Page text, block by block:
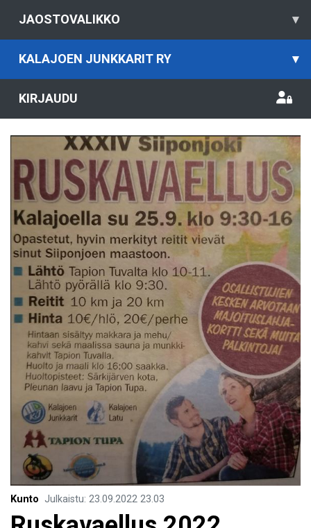
JAOSTOVALIKKO ▾
KALAJOEN JUNKKARIT RY ▾
KIRJAUDU
Kunto Julkaistu: 23.09.2022 23.03